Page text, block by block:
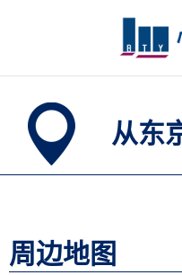
容
从东
周边地图